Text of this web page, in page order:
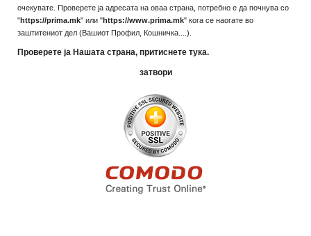
очекувате. Проверете ја адресата на оваа страна, потребно е да почнува со
"https://prima.mk" или "https://www.prima.mk" кога се наогате во
заштитениот дел (Вашиот Профил, Кошничка....).
Проверете ја Нашата страна, притиснете тука.
затвори